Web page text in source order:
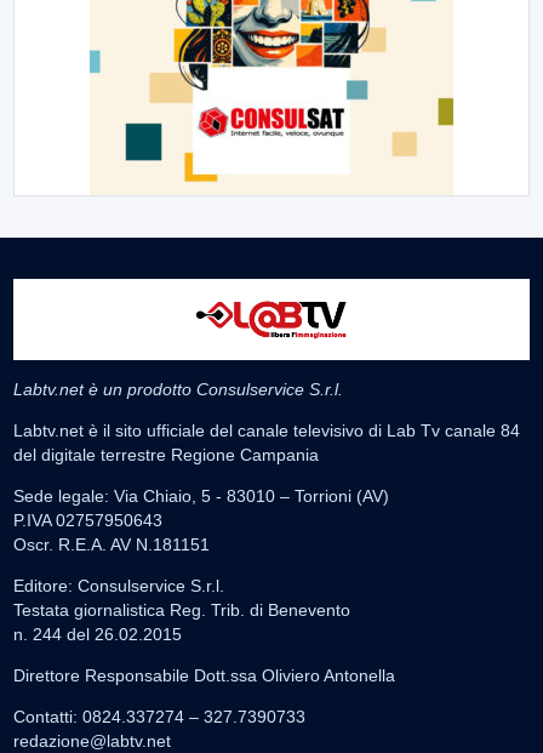
Labtv.net è un prodotto Consulservice S.r.l.
Labtv.net è il sito ufficiale del canale televisivo di Lab Tv canale 84
del digitale terrestre Regione Campania
Sede legale: Via Chiaio, 5 - 83010 – Torrioni (AV)
P.IVA 02757950643
Oscr. R.E.A. AV N.181151
Editore: Consulservice S.r.l.
Testata giornalistica Reg. Trib. di Benevento
n. 244 del 26.02.2015
Direttore Responsabile Dott.ssa Oliviero Antonella
Contatti: 0824.337274 – 327.7390733
redazione@labtv.net